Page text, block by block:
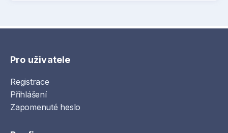
Pro uživatele
Registrace
Přihlášení
Zapomenuté heslo